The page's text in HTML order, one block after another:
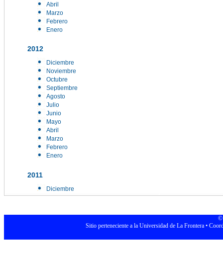
Abril
Marzo
Febrero
Enero
2012
Diciembre
Noviembre
Octubre
Septiembre
Agosto
Julio
Junio
Mayo
Abril
Marzo
Febrero
Enero
2011
Diciembre
©
Sitio perteneciente a la Universidad de La Frontera •